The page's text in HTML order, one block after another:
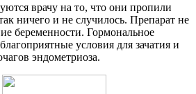
врачу на то, что они пропили
ничего и не случилось. Препарат не
беременности. Гормональное
условия для зачатия и
эндометриоза.